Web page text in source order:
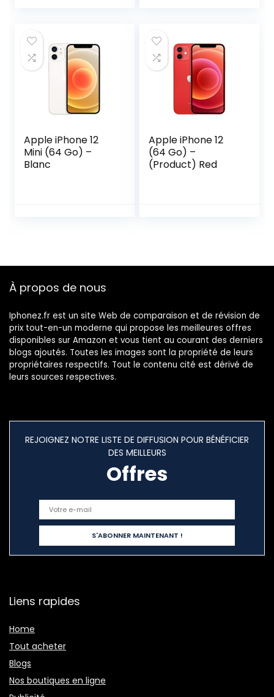
Apple iPhone 12
Mini (64 Go) –
Blanc
Apple iPhone 12
(64 Go) –
(Product) Red
À propos de nous
Iphonez.fr est un site Web de comparaison et de révision de
prix tout-en-un moderne qui propose les meilleures offres
disponibles sur Amazon et vous tient au courant des derniers
blogs ajoutés. Toutes les images sont la propriété de leurs
propriétaires respectifs. Tout le contenu cité est dérivé de
leurs sources respectives.
REJOIGNEZ NOTRE LISTE DE DIFFUSION POUR BÉNÉFICIER
DES MEILLEURS
Offres
Liens rapides
Home
Tout acheter
Blogs
Nos boutiques en ligne